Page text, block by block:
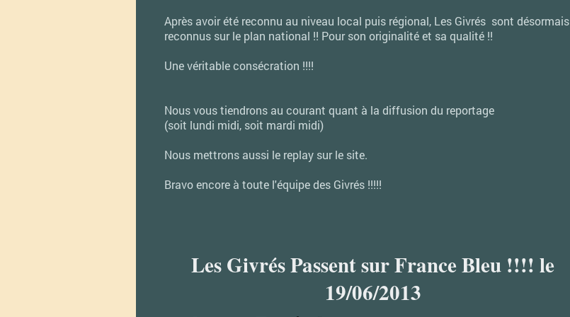
Après avoir été reconnu au niveau local puis régional, Les Givrés sont désormais
reconnus sur le plan national !! Pour son originalité et sa qualité !!
Une véritable consécration !!!!
Nous vous tiendrons au courant quant à la diffusion du reportage
(soit lundi midi, soit mardi midi)
Nous mettrons aussi le replay sur le site.
Bravo encore à toute l'équipe des Givrés !!!!!
Les Givrés Passent sur France Bleu !!!! le
19/06/2013